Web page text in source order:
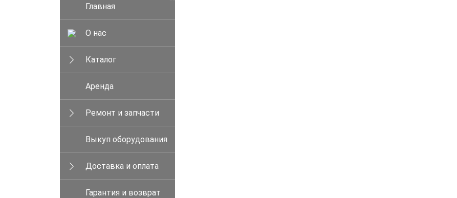
Главная
О нас
Каталог
Аренда
Ремонт и запчасти
Выкуп оборудования
Доставка и оплата
Гарантия и возврат